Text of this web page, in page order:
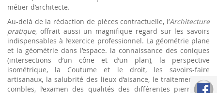
métier d’architecte.
Au-delà de la rédaction de pièces contractuelle, l’Architecture
pratique, offrait aussi un magnifique regard sur les savoirs
indispensables à l’exercice professionnel. La géométrie plane
et la géométrie dans l’espace. la connaissance des coniques
(intersections d’un cône et d’un plan), la perspective
isométrique, la Coutume et le droit, les savoirs-faire
artisanaux, la salubrité des lieux d’aisance, le traitement des
combles, l’examen des qualités des différentes pierres de